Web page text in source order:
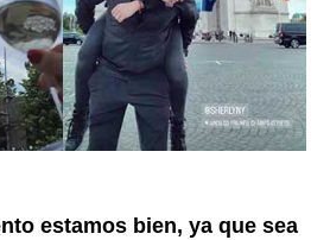
estamos bien, ya que sea